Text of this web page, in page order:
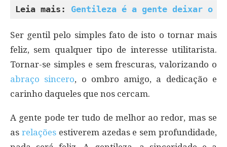
Leia mais: Gentileza é a gente deixar o
Ser gentil pelo simples fato de isto o tornar mais
feliz, sem qualquer tipo de interesse utilitarista.
Tornar-se simples e sem frescuras, valorizando o
abraço sincero, o ombro amigo, a dedicação e
carinho daqueles que nos cercam.
A gente pode ter tudo de melhor ao redor, mas se
as relaçõesestiverem azedas e sem profundidade,